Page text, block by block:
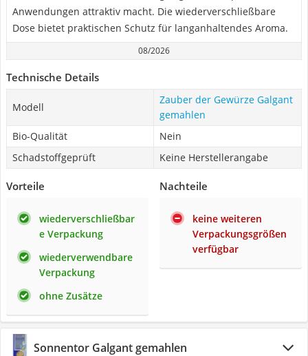
Anwendungen attraktiv macht. Die wiederverschließbare
Dose bietet praktischen Schutz für langanhaltendes Aroma.
08/2026
Technische Details
Modell
Zauber der Gewürze Galgant
gemahlen
Bio-Qualität
Nein
Schadstoffgeprüft
Keine Herstellerangabe
Vorteile
wiederverschließbar
e Verpackung
wiederverwendbare
Verpackung
ohne Zusätze
Nachteile
keine weiteren
Verpackungsgrößen
verfügbar
Sonnentor Galgant gemahlen